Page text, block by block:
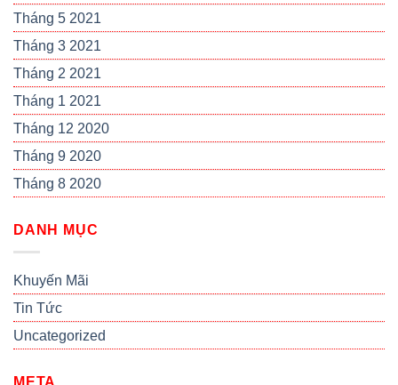
Tháng 5 2021
Tháng 3 2021
Tháng 2 2021
Tháng 1 2021
Tháng 12 2020
Tháng 9 2020
Tháng 8 2020
DANH MỤC
Khuyến Mãi
Tin Tức
Uncategorized
META